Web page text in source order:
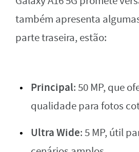
também apresenta
parte traseira, estão:
Principal: 50 MP, que
qualidade para fotos
Ultra Wide: 5 MP, útil